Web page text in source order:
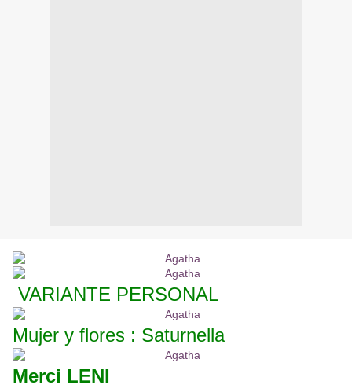
VARIANTE PERSONAL
Mujer y flores : Saturnella
Merci LENI